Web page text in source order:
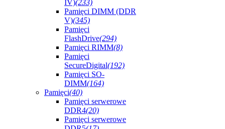
IV)(233)
Pamięci DIMM (DDR
V)(345)
Pamięci
FlashDrive(294)
Pamięci RIMM(8)
Pamięci
SecureDigital(192)
Pamięci SO-
DIMM(164)
Pamięci(40)
Pamięci serwerowe
DDR4(20)
Pamięci serwerowe